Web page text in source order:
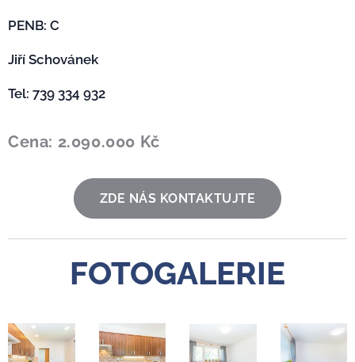
PENB: C
Jiří Schovánek 🙋‍♂️
Tel: 739 334 932
Cena: 2.090.000 Kč
ZDE NÁS KONTAKTUJTE
FOTOGALERIE